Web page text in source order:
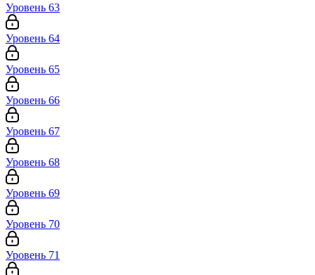
Уровень 63
Уровень 64
Уровень 65
Уровень 66
Уровень 67
Уровень 68
Уровень 69
Уровень 70
Уровень 71